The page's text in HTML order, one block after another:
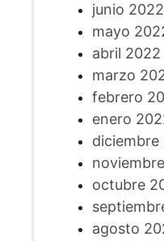
junio 2022
mayo
abril 2022
marzo
febrero
enero
diciembre
octubre
agosto